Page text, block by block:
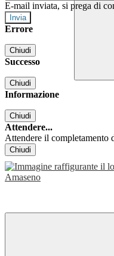
E-mail inviata, si prega di
Errore
Chiudi
Successo
Chiudi
Informazione
Chiudi
Attendere...
Attendere il completamento
Chiudi